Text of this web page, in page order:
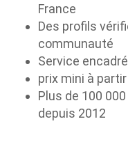
France
Des profils
communauté
Service
prix mini à
Plus de 100
depuis 2012